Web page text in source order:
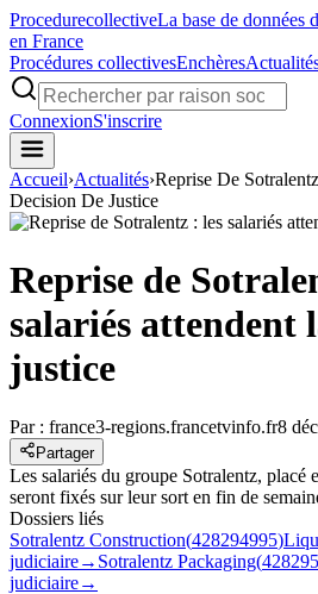
ProcedurecollectiveLa base de données
en France
Procédures collectivesEnchères
ConnexionS'inscrire
Accueil›Actualités›Reprise De
Decision De Justice
Reprise de
salariés attendent
justice
Par : france3-regions.francetvinfo.fr8
Partager
Les salariés du groupe Sotralentz, placé
seront fixés sur leur sort en fin de
Dossiers liés
Sotralentz Construction(428294995)
judiciaire→ Sotralentz Packaging(
judiciaire→